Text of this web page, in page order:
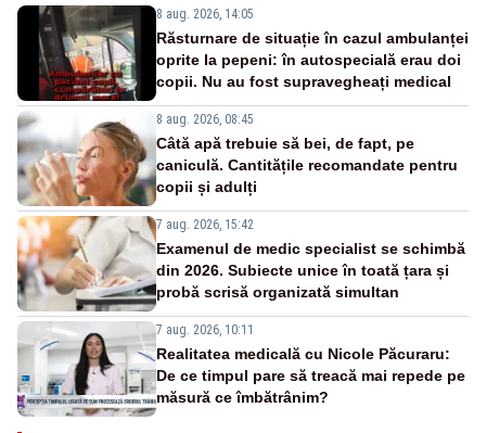
8 aug. 2026, 14:05
Răsturnare de situație în cazul ambulanței
oprite la pepeni: în autospecială erau doi
copii. Nu au fost supravegheați medical
8 aug. 2026, 08:45
Câtă apă trebuie să bei, de fapt, pe
caniculă. Cantitățile recomandate pentru
copii și adulți
7 aug. 2026, 15:42
Examenul de medic specialist se schimbă
din 2026. Subiecte unice în toată țara și
probă scrisă organizată simultan
7 aug. 2026, 10:11
Realitatea medicală cu Nicole Păcuraru:
De ce timpul pare să treacă mai repede pe
măsură ce îmbătrânim?